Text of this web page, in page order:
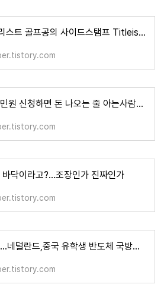
타이틀리스트 골프공의 사이드스탬프 Titleist Side Stamp Golf Balls
무조건 민원 신청하면 돈 나오는 줄 아는사람들: 제주공항 소음대책지역
닥이라고?...조장인가 진짜인가
어쩌나!...네덜란드,중국 유학생 반도체 국방분야 수강금지 조치 Reported Dutch chip course ban jeopardizes